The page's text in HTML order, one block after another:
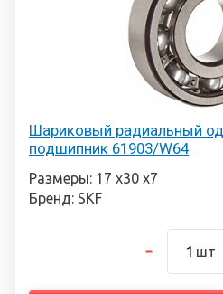
Шариковый радиальный
подшипник 61903/W64
Размеры: 17 х30 х7
Бренд: SKF
шт